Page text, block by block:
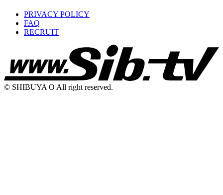
PRIVACY POLICY
FAQ
RECRUIT
© SHIBUYA O All right reserved.